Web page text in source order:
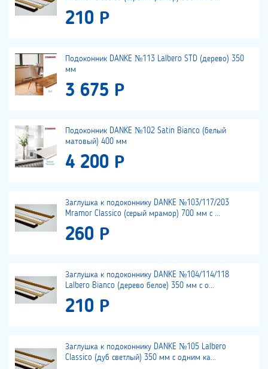
210 Р
Подоконник DANKE №113 Lalbero STD (дерево) 350
мм
3 675 Р
Подоконник DANKE №102 Satin Bianco (белый
матовый) 400 мм
4 200 Р
Заглушка к подоконнику DANKE №103/117/203
Mramor Classico (серый мрамор) 700 мм с ...
260 Р
Заглушка к подоконнику DANKE №104/114/118
Lalbero Bianco (дерево белое) 350 мм с о...
210 Р
Заглушка к подоконнику DANKE №105 Lalbero
Classico (дуб светлый) 350 мм с одним ка...